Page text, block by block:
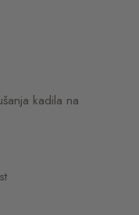
kadila na